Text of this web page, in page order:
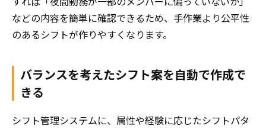
などの内容を簡単に確認できるため、手作業より公平性
のあるシフトが作りやすくなります。
バランスを考えたシフト案を自動で作成で
きる
シフト管理システムに、属性や経験に応じたシフトパタ